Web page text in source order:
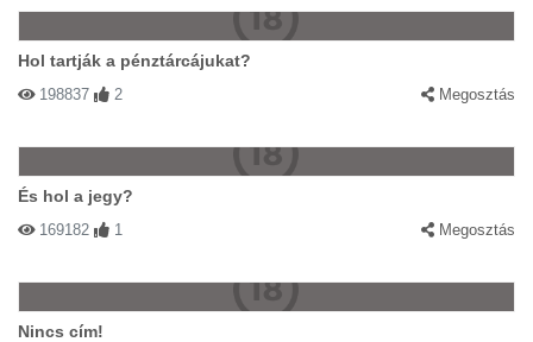
Hol tartják a pénztárcájukat?
198837 2 Megosztás
És hol a jegy?
169182 1 Megosztás
Nincs cím!